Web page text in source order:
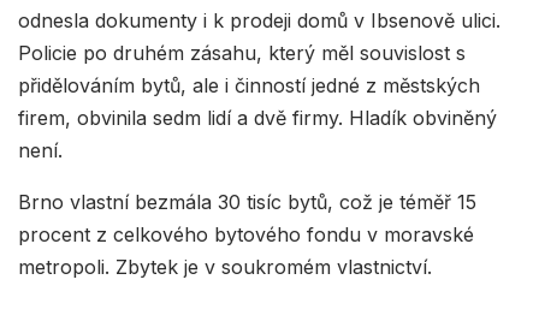
odnesla dokumenty i k prodeji domů v Ibsenově ulici.
Policie po druhém zásahu, který měl souvislost s
přidělováním bytů, ale i činností jedné z městských
firem, obvinila sedm lidí a dvě firmy. Hladík obviněný
není.
Brno vlastní bezmála 30 tisíc bytů, což je téměř 15
procent z celkového bytového fondu v moravské
metropoli. Zbytek je v soukromém vlastnictví.